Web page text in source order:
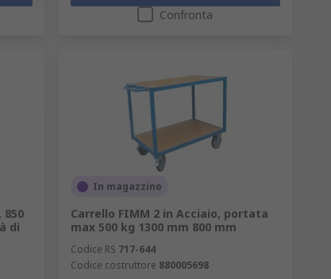
Confronta
850
di
In magazzino
Carrello FIMM 2 in Acciaio, portata
max 500 kg 1300 mm 800 mm
Codice RS 717-644
Codice costruttore 880005698